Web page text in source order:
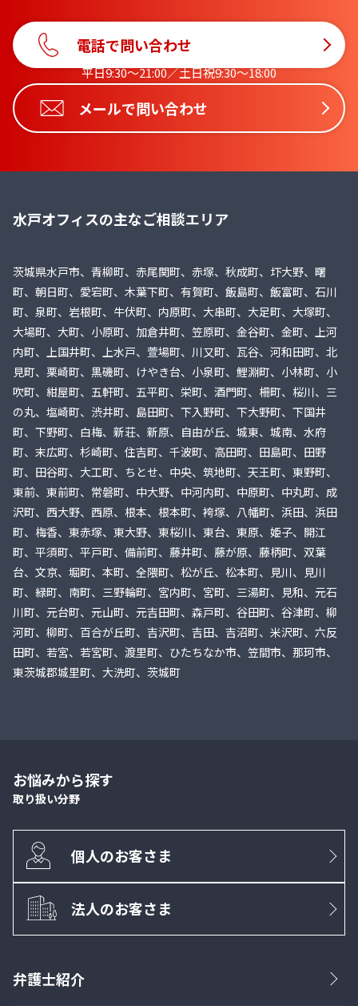
電話で問い合わせ
平日9:30〜21:00／土日祝9:30〜18:00
メールで問い合わせ
水戸オフィスの主なご相談エリア
茨城県水戸市、青柳町、赤尾関町、赤塚、秋成町、圷大野、曙
町、朝日町、愛宕町、木葉下町、有賀町、飯島町、飯富町、石川
町、泉町、岩根町、牛伏町、内原町、大串町、大足町、大塚町、
大場町、大町、小原町、加倉井町、笠原町、金谷町、金町、上河
内町、上国井町、上水戸、萱場町、川又町、瓦谷、河和田町、北
見町、栗崎町、黒磯町、けやき台、小泉町、鯉淵町、小林町、小
吹町、紺屋町、五軒町、五平町、栄町、酒門町、柵町、桜川、三
の丸、塩崎町、渋井町、島田町、下入野町、下大野町、下国井
町、下野町、白梅、新荘、新原、自由が丘、城東、城南、水府
町、末広町、杉崎町、住吉町、千波町、高田町、田島町、田野
町、田谷町、大工町、ちとせ、中央、筑地町、天王町、東野町、
東前、東前町、常磐町、中大野、中河内町、中原町、中丸町、成
沢町、西大野、西原、根本、根本町、袴塚、八幡町、浜田、浜田
町、梅香、東赤塚、東大野、東桜川、東台、東原、姫子、開江
町、平須町、平戸町、備前町、藤井町、藤が原、藤柄町、双葉
台、文京、堀町、本町、全隈町、松が丘、松本町、見川、見川
町、緑町、南町、三野輪町、宮内町、宮町、三湯町、見和、元石
川町、元台町、元山町、元吉田町、森戸町、谷田町、谷津町、柳
河町、柳町、百合が丘町、吉沢町、吉田、吉沼町、米沢町、六反
田町、若宮、若宮町、渡里町、ひたちなか市、笠間市、那珂市、
東茨城郡城里町、大洗町、茨城町
お悩みから探す
取り扱い分野
個人のお客さま
法人のお客さま
弁護士紹介